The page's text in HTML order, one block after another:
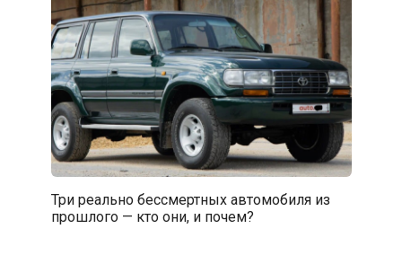
Три реально бессмертных автомобиля из
прошлого — кто они, и почем?